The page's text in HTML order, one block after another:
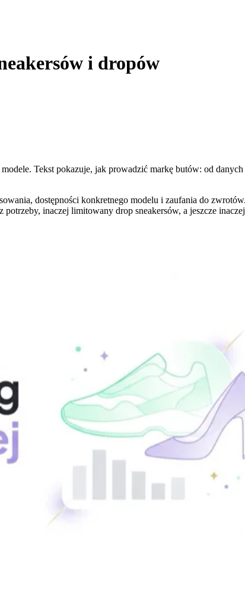
i dropów
Tekst pokazuje, jak prowadzić markę butów: od
dostępności konkretnego modelu i zaufania do
inaczej limitowany drop sneakersów, a jeszcze